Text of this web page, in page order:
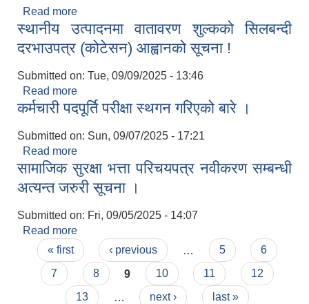
Read more
नदीजन्य पदार्थ (ढुङ्गा, गिटि, बालुवा, आदि) उत्खनन् तथा
विक्रि सम्बन्धी गोप्य सिलबन्धी दरभाउपत्र आह्वानको सूचना
।
स्थानीय उत्पादनमा वातावरण शुल्कको सिलबन्दी
दरभाउपत्र (कोटेसन) आह्वानको सूचना !
Submitted on: Tue, 09/09/2025 - 13:46
Read more
दरभाउपत्र (कोटेसन) आह्वानको सूचना !
कर्मचारी पदपूर्ति परीक्षा स्थगन गरिएको बारे ।
Submitted on: Sun, 09/07/2025 - 17:21
Read more
सामाजिक सुरक्षा भत्ता परिचयपत्र नवीकरण सम्बन्धी
अत्यन्त जरुरी सूचना ।
Submitted on: Fri, 09/05/2025 - 14:07
Read more
अत्यन्त जरुरी सूचना ।
Pages
« first ‹ previous 5
6
7
8 9 10 11
12
13
next › last »